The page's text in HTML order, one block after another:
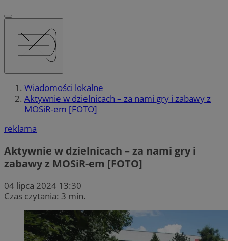
Wiadomości lokalne
Aktywnie w dzielnicach – za nami gry i zabawy z
MOSiR-em [FOTO]
reklama
Aktywnie w dzielnicach – za nami gry i
zabawy z MOSiR-em [FOTO]
04 lipca 2024 13:30
Czas czytania: 3 min.